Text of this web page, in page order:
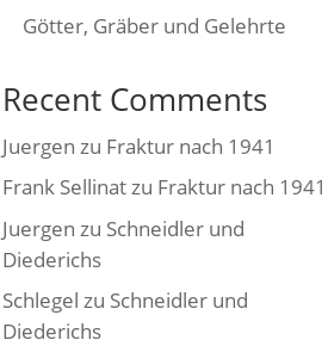
Götter, Gräber und Gelehrte
Recent Comments
Juergen zu Fraktur nach 1941
Frank Sellinatzu Fraktur nach 1941
Juergen zu Schneidler und
Diederichs
Schlegel zu Schneidler und
Diederichs